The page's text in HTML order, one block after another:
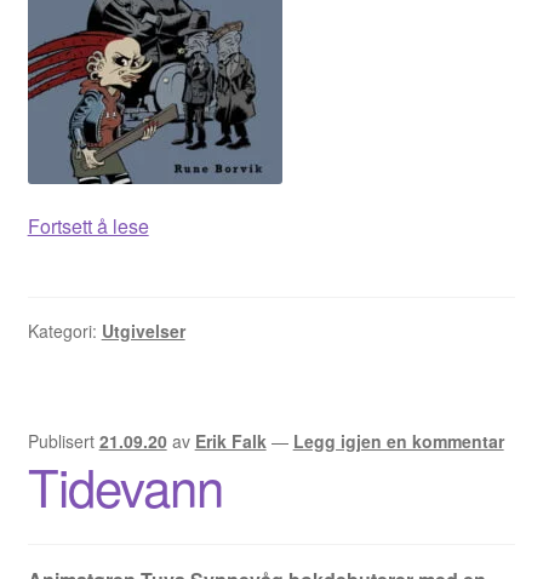
Fortsett å leseFia
mørket
Kategori: Utgivelser
Publisert 21.09.20 av Erik Falk — Legg igjen en kommentar
Tidevann